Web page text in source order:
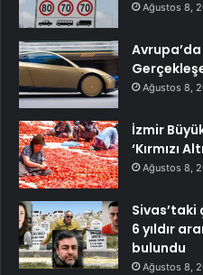
Ağustos 8,
Ağustos 8,
İzmir
‘Kırmızı
Ağustos 8,
6 yıldır
bulundu
Ağustos 8,